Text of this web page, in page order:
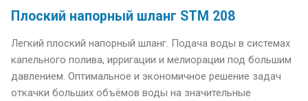
Плоский напорный шланг STM 208
Легкий плоский напорный шланг. Подача воды в системах
капельного полива, ирригации и мелиорации под большим
давлением. Оптимальное и экономичное решение задач
откачки больших объёмов воды на значительные